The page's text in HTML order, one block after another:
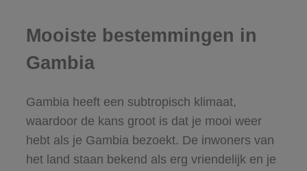
Mooiste bestemmingen in
Gambia
Gambia heeft een subtropisch klimaat,
waardoor de kans groot is dat je mooi weer
hebt als je Gambia bezoekt. De inwoners van
het land staan bekend als erg vriendelijk en je